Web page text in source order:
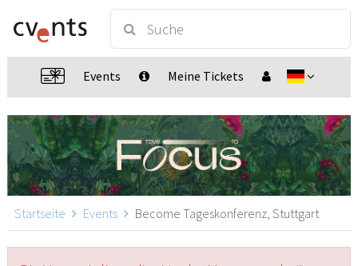
Events Meine Tickets
Startseite Events Become Tageskonferenz, Stuttgart